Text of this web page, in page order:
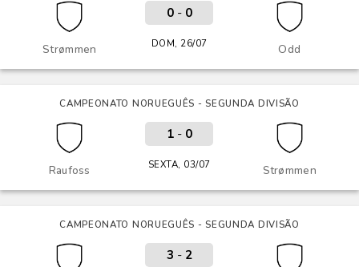
Strømmen Odd
0- 0
DOM, 26/07
CAMPEONATO NORUEGUÊS - SEGUNDA DIVISÃO
Raufoss Strømmen
1- 0
SEXTA, 03/07
CAMPEONATO NORUEGUÊS - SEGUNDA DIVISÃO
3 - 2